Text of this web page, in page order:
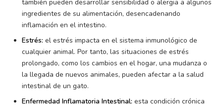
también pueden desarrollar sensibilidad o alergia a algunos
ingredientes de su alimentación, desencadenando
inflamación en el intestino.
Estrés: el estrés impacta en el sistema inmunológico de
cualquier animal. Por tanto, las situaciones de estrés
prolongado, como los cambios en el hogar, una mudanza o
la llegada de nuevos animales, pueden afectar a la salud
intestinal de un gato.
Enfermedad Inflamatoria Intestinal: esta condición crónica